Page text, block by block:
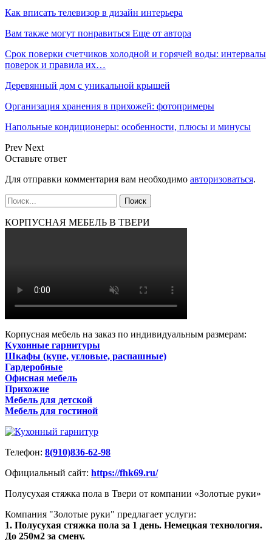
Как вписать телевизор в дизайн интерьера
Вам также могут понравиться Еще от автора
Срок поверки счетчиков холодной и горячей воды: интервалы
поверок и правила их…
Деревянный дом с уникальной крышей
Организация хранения в прихожей: фотопримеры
Напольные кондиционеры: особенности, плюсы и минусы
Prev Next
Оставьте ответ
Для отправки комментария вам необходимо авторизоваться.
КОРПУСНАЯ МЕБЕЛЬ В ТВЕРИ
Корпусная мебель на заказ по индивидуальным размерам:
Кухонные гарнитуры
Шкафы (купе, угловые, распашные)
Гардеробные
Офисная мебель
Прихожие
Мебель для детской
Мебель для гостиной
Телефон: 8(910)836-62-98
Официальный сайт: https://fhk69.ru/
Полусухая стяжка пола в Твери от компании «Золотые руки»
Компания "Золотые руки" предлагает услуги:
1. Полусухая стяжка пола за 1 день. Немецкая технология.
До 250м2 за смену.